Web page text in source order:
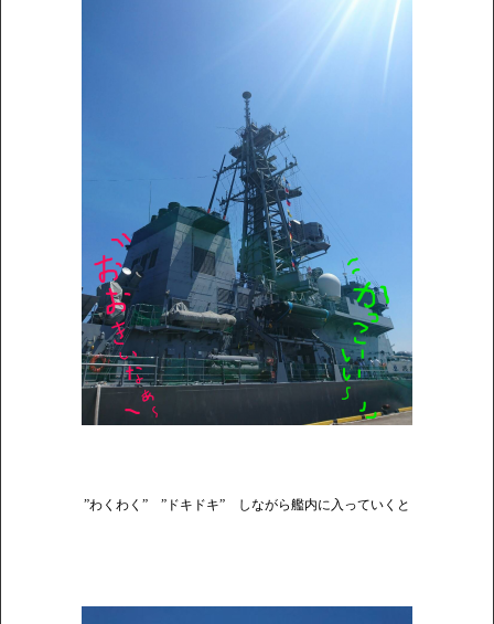
”わくわく” ”ドキドキ” しながら艦内に入っていくと